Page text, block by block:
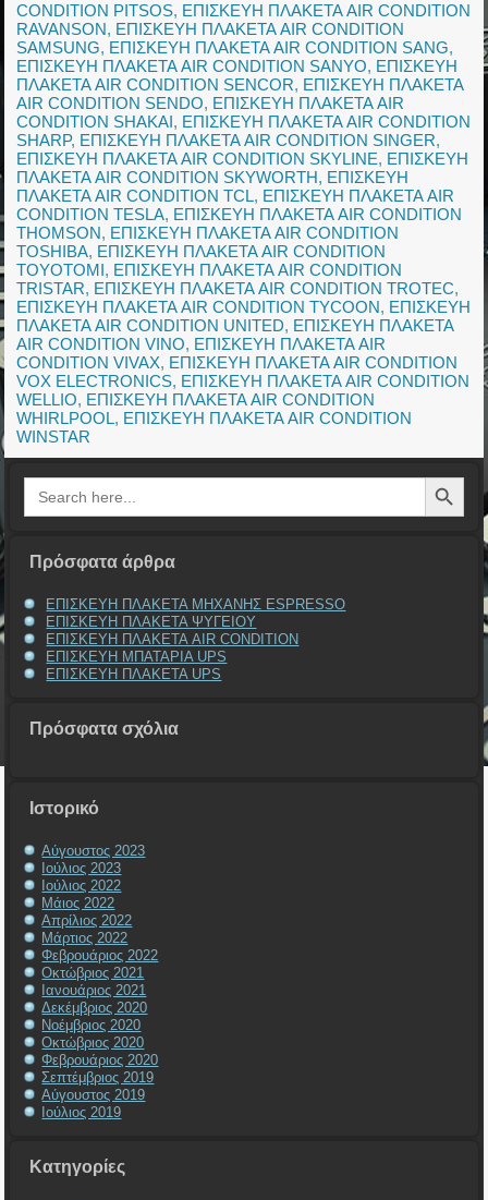
CONDITION PITSOS, ΕΠΙΣΚΕΥΗ ΠΛΑΚΕΤΑ AIR CONDITION
RAVANSON, ΕΠΙΣΚΕΥΗ ΠΛΑΚΕΤΑ AIR CONDITION
SAMSUNG, ΕΠΙΣΚΕΥΗ ΠΛΑΚΕΤΑ AIR CONDITION SANG,
ΕΠΙΣΚΕΥΗ ΠΛΑΚΕΤΑ AIR CONDITION SANYO, ΕΠΙΣΚΕΥΗ
ΠΛΑΚΕΤΑ AIR CONDITION SENCOR, ΕΠΙΣΚΕΥΗ ΠΛΑΚΕΤΑ
AIR CONDITION SENDO, ΕΠΙΣΚΕΥΗ ΠΛΑΚΕΤΑ AIR
CONDITION SHAKAI, ΕΠΙΣΚΕΥΗ ΠΛΑΚΕΤΑ AIR CONDITION
SHARP, ΕΠΙΣΚΕΥΗ ΠΛΑΚΕΤΑ AIR CONDITION SINGER,
ΕΠΙΣΚΕΥΗ ΠΛΑΚΕΤΑ AIR CONDITION SKYLINE, ΕΠΙΣΚΕΥΗ
ΠΛΑΚΕΤΑ AIR CONDITION SKYWORTH, ΕΠΙΣΚΕΥΗ
ΠΛΑΚΕΤΑ AIR CONDITION TCL, ΕΠΙΣΚΕΥΗ ΠΛΑΚΕΤΑ AIR
CONDITION TESLA, ΕΠΙΣΚΕΥΗ ΠΛΑΚΕΤΑ AIR CONDITION
THOMSON, ΕΠΙΣΚΕΥΗ ΠΛΑΚΕΤΑ AIR CONDITION
TOSHIBA, ΕΠΙΣΚΕΥΗ ΠΛΑΚΕΤΑ AIR CONDITION
TOYOTOMI, ΕΠΙΣΚΕΥΗ ΠΛΑΚΕΤΑ AIR CONDITION
TRISTAR, ΕΠΙΣΚΕΥΗ ΠΛΑΚΕΤΑ AIR CONDITION TROTEC,
ΕΠΙΣΚΕΥΗ ΠΛΑΚΕΤΑ AIR CONDITION TYCOON, ΕΠΙΣΚΕΥΗ
ΠΛΑΚΕΤΑ AIR CONDITION UNITED, ΕΠΙΣΚΕΥΗ ΠΛΑΚΕΤΑ
AIR CONDITION VINO, ΕΠΙΣΚΕΥΗ ΠΛΑΚΕΤΑ AIR
CONDITION VIVAX, ΕΠΙΣΚΕΥΗ ΠΛΑΚΕΤΑ AIR CONDITION
VOX ELECTRONICS, ΕΠΙΣΚΕΥΗ ΠΛΑΚΕΤΑ AIR CONDITION
WELLIO, ΕΠΙΣΚΕΥΗ ΠΛΑΚΕΤΑ AIR CONDITION
WHIRLPOOL, ΕΠΙΣΚΕΥΗ ΠΛΑΚΕΤΑ AIR CONDITION
WINSTAR
Search
for:
Search Button
Πρόσφατα άρθρα
ΕΠΙΣΚΕΥΗ ΠΛΑΚΕΤΑ ΜΗΧΑΝΗΣ ESPRESSO
ΕΠΙΣΚΕΥΗ ΠΛΑΚΕΤΑ ΨΥΓΕΙΟΥ
ΕΠΙΣΚΕΥΗ ΠΛΑΚΕΤΑ AIR CONDITION
ΕΠΙΣΚΕΥΗ ΜΠΑΤΑΡΙΑ UPS
ΕΠΙΣΚΕΥΗ ΠΛΑΚΕΤΑ UPS
Πρόσφατα σχόλια
Ιστορικό
Αύγουστος 2023
Ιούλιος 2023
Ιούλιος 2022
Μάιος 2022
Απρίλιος 2022
Μάρτιος 2022
Φεβρουάριος 2022
Οκτώβριος 2021
Ιανουάριος 2021
Δεκέμβριος 2020
Νοέμβριος 2020
Οκτώβριος 2020
Φεβρουάριος 2020
Σεπτέμβριος 2019
Αύγουστος 2019
Ιούλιος 2019
Kατηγορίες